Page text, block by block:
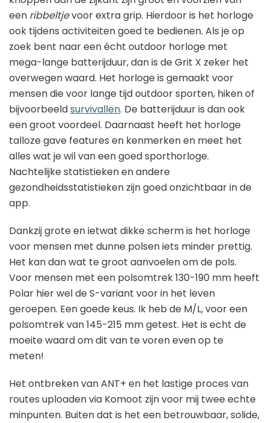
een ribbeltjevoor extra grip. Hierdoor is het horloge
ook tijdens activiteiten goed te bedienen. Als je op
zoek bent naar een écht outdoor horloge met
mega-lange batterijduur, dan is de Grit X zeker het
overwegen waard. Het horloge is gemaakt voor
mensen die voor lange tijd outdoor sporten, hiken of
bijvoorbeeldsurvivallen. De batterijduur is dan ook
een groot voordeel. Daarnaast heeft het horloge
talloze gave features en kenmerken en meet het
alles wat je wil van een goed sporthorloge.
Nachtelijke statistieken en andere
gezondheidsstatistieken zijn goed onzichtbaar in de
app.
Dankzij grote en ietwat dikke scherm is het horloge
voor mensen met dunne polsen iets minder prettig.
Het kan dan wat te groot aanvoelen om de pols.
Voor mensen met een polsomtrek 130-190 mm heeft
Polar hier wel de S-variant voor in het leven
geroepen. Een goede keus. Ik heb de M/L, voor een
polsomtrek van 145-215 mm getest. Het is echt de
moeite waard om dit van te voren even op te
meten!
Het ontbreken van ANT+ en het lastige proces van
routes uploaden via Komoot zijn voor mij twee echte
minpunten. Buiten dat is het een betrouwbaar, solide,